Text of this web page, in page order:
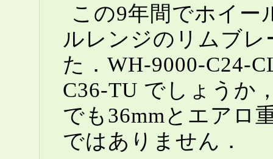
この9年間でホイ
ルレンジのリムブ
た．WH-9000-C24-
C36-TU でしょうか
でも36mmとエアロ
ではありません．